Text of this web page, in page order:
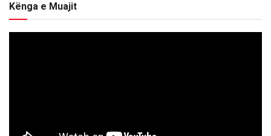
Kënga e Muajit